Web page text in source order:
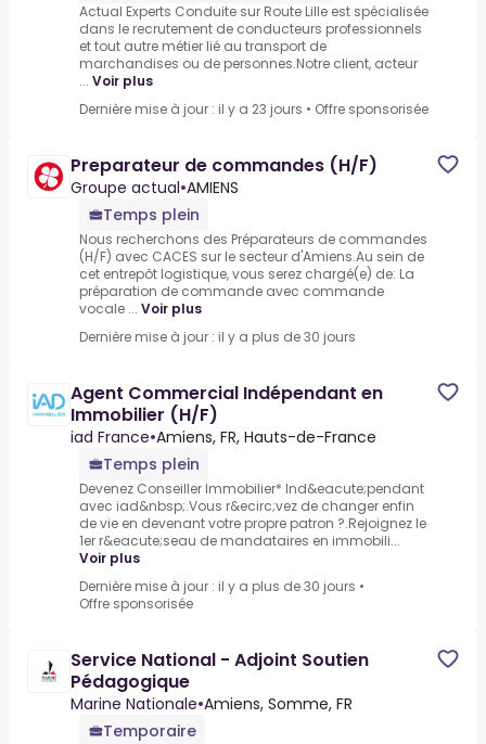
Actual Experts Conduite sur Route Lille est spécialisée
dans le recrutement de conducteurs professionnels
et tout autre métier lié au transport de
marchandises ou de personnes.Notre client, acteur
... Voir plus
Dernière mise à jour : il y a 23 jours • Offre sponsorisée
Preparateur de commandes (H/F)
Groupe actual•AMIENS
Temps plein
Nous recherchons des Préparateurs de commandes
(H/F) avec CACES sur le secteur d'Amiens.Au sein de
cet entrepôt logistique, vous serez chargé(e) de: La
préparation de commande avec commande
vocale ... Voir plus
Dernière mise à jour : il y a plus de 30 jours
Agent Commercial Indépendant en
Immobilier (H/F)
iad France•Amiens, FR, Hauts-de-France
Temps plein
Devenez Conseiller Immobilier* Ind&eacute;pendant
avec iad&nbsp;.Vous r&ecirc;vez de changer enfin
de vie en devenant votre propre patron ?.Rejoignez le
1er r&eacute;seau de mandataires en immobili...
Voir plus
Dernière mise à jour : il y a plus de 30 jours •
Offre sponsorisée
Service National - Adjoint Soutien
Pédagogique
Marine Nationale•Amiens, Somme, FR
Temporaire